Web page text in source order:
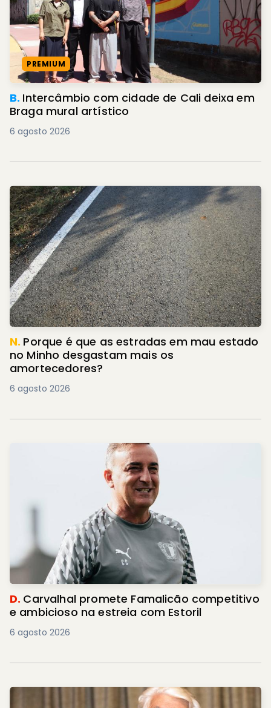
PREMIUM
B. Intercâmbio com cidade de Cali deixa em
Braga mural artístico
6 agosto 2026
N. Porque é que as estradas em mau estado
no Minho desgastam mais os
amortecedores?
6 agosto 2026
D. Carvalhal promete Famalicão competitivo
e ambicioso na estreia com Estoril
6 agosto 2026